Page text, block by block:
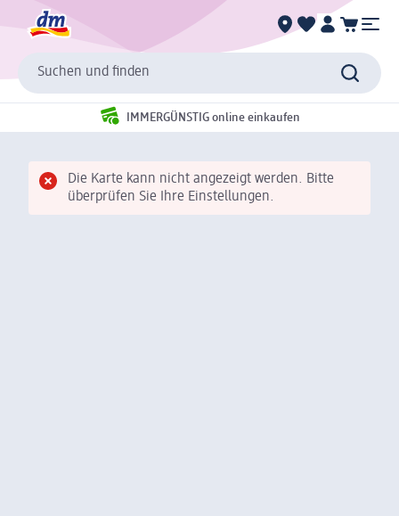
Suchen und finden
IMMERGÜNSTIG online einkaufen
Die Karte kann nicht angezeigt werden. Bitte
überprüfen Sie Ihre Einstellungen.